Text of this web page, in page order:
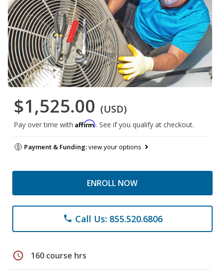
$1,525.00 (USD)
Pay over time with Affirm. See if you qualify at checkout.
Payment & Funding:view your options
ENROLL NOW
phone Call Us: 855.520.6806
schedule 160 course hrs